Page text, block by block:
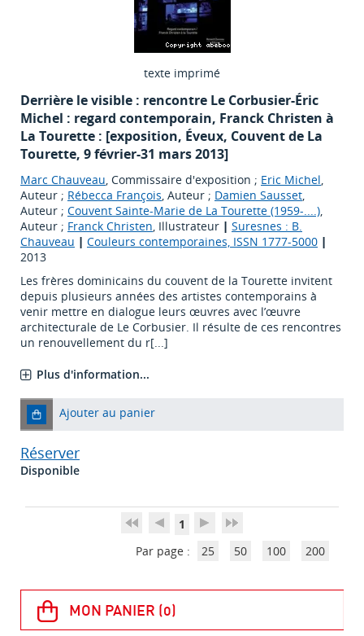
texte imprimé
Derrière le visible : rencontre Le Corbusier-Éric
Michel : regard contemporain, Franck Christen à
La Tourette : [exposition, Éveux, Couvent de La
Tourette, 9 février-31 mars 2013]
Marc Chauveau, Commissaire d'exposition ; Eric Michel,
Auteur ; Rébecca François, Auteur ; Damien Sausset,
Auteur ; Couvent Sainte-Marie de La Tourette (1959-....),
Auteur ; Franck Christen, Illustrateur | Suresnes : B.
Chauveau | Couleurs contemporaines, ISSN 1777-5000 |
2013
Les frères dominicains du couvent de la Tourette invitent
depuis plusieurs années des artistes contemporains à
venir mettre en dialogue leurs œuvres avec l’œuvre
architecturale de Le Corbusier. Il résulte de ces rencontres
un renouvellement du r[...]
Plus d'information...
Ajouter au panier
Réserver
Disponible
1
Par page :
25 50 100 200